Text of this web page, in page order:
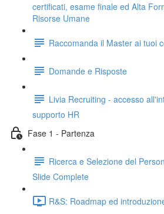
certificati, esame finale ed Alta
Risorse Umane
Raccomanda il Master ai tuoi
Domande e Risposte
Livia Recruiting - accesso
supporto HR
Fase 1 - Partenza
Ricerca e Selezione del
Slide Complete
R&S: Roadmap ed